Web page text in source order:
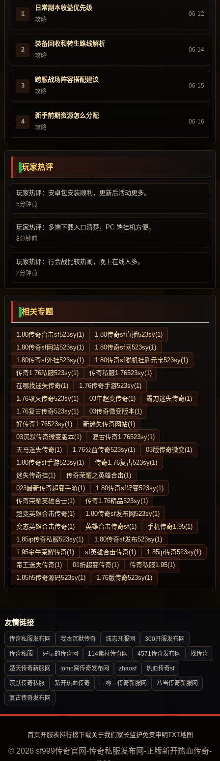
1
日常副本收益优先级
攻略
06-12
2
装备回收和转生路线解析
攻略
06-14
3
跨服战场阵容搭配建议
攻略
06-15
4
新手前期资源怎么分配
攻略
06-16
玩家热评
玩家热评：安卓包安装顺利，更新后活动更多。
5分钟前
玩家热评：多端下载入口清楚，PC 端挂机方便。
8分钟前
玩家热评：行会战比较热闹，晚上在线人多。
2分钟前
相关专题
1.80传奇合击sf523sy(1)
1.80传奇sf直播523sy(1)
1.80传奇sf网站523sy(1)
1.80传奇sf网523sy(1)
1.80传奇sf外挂523sy(1)
1.80传奇sf脱机挂刷元宝523sy(1)
传奇1.76私服523sy(1)
传奇私服1.76523sy(1)
在哪找迷失传奇(1)
1.76传奇手游523sy(1)
1.76毁灭传奇523sy(1)
03年超变传奇(1)
霸刀迷失传奇(1)
1.76复古传奇523sy(1)
03传奇微变版本(1)
好传奇1.76523sy(1)
新迷失传奇网站(1)
03沉默传奇微变版本(1)
复古传奇1.76523sy(1)
天马迷失传奇(1)
1.76公益传奇523sy(1)
03版传奇微变(1)
1.80传奇sf手游523sy(1)
传奇1.76复古523sy(1)
迷失传奇挂(1)
传奇荣耀之英雄合击(1)
023最新传奇超变手游(1)
1.80传奇sf轻变523sy(1)
传奇荣耀英雄合击(1)
传奇1.76精品523sy(1)
超变英雄合击传奇(1)
1.80传奇sf发布网523sy(1)
变态英雄合击传奇(1)
英雄合击传奇sf(1)
手机传奇1.95(1)
1.85ip传奇私服523sy(1)
1.80传奇sf发布523sy(1)
1.95金牛荣耀传奇(1)
sf英雄合击传奇(1)
1.85ip传奇523sy(1)
帝王迷失传奇(1)
01折超变传奇(1)
传奇私服1.95(1)
1.85h5传奇源码523sy(1)
1.76版传奇523sy(1)
友情链接
传奇私服发布网 我本沉默传奇 诚志开服网 300开服发布网
传奇私服 好玩的传奇网 114素材传奇网 4571传奇发布网 找传奇
楚天传奇新服网 lomo窝传奇发布网 zhaosf 热血传奇sf
沉默传奇私服 新开热血传奇 二零二传奇新服网 八当传奇新服网
复古传奇发布网
首页开服表排行榜下载关于我们 家长监护免责申明TXT地图
© 2026 sf999传奇官网-传奇私服发布网-正版新开热血传奇-